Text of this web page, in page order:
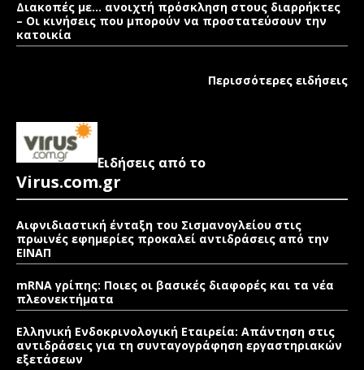
Διακοπές με… ανοιχτή πρόσκληση στους διαρρήκτες
– Οι κινήσεις που μπορούν να προστατεύσουν την
κατοικία
Περισσότερες ειδήσεις
Ειδήσεις από το
Virus.com.gr
Αιφνιδιαστική ένταξη του Σισμανογλείου στις
πρωινές εφημερίες προκαλεί αντιδράσεις από την
ΕΙΝΑΠ
mRNA γρίπης: Ποιες οι βασικές διαφορές και τα νέα
πλεονεκτήματα
Ελληνική Ενδοκρινολογική Εταιρεία: Απάντηση στις
αντιδράσεις για τη συνταγογράφηση εργαστηριακών
εξετάσεων